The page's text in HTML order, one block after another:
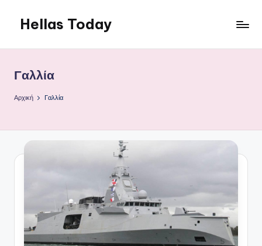
Μετάβαση
περιεχόμενο
Hellas Today
Γαλλία
Αρχική Γαλλία